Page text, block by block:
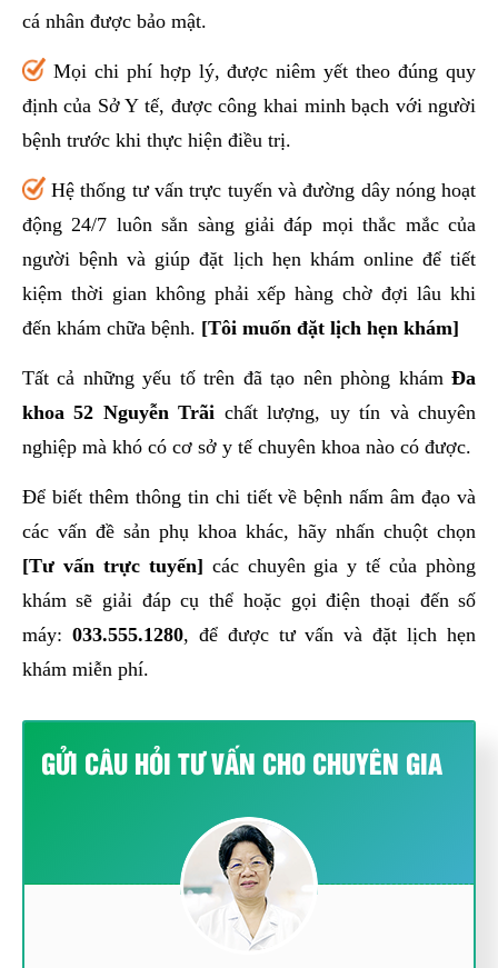
cá nhân được bảo mật.
Mọi chi phí hợp lý, được niêm yết theo đúng quy
định của Sở Y tế, được công khai minh bạch với người
bệnh trước khi thực hiện điều trị.
Hệ thống tư vấn trực tuyến và đường dây nóng hoạt
động 24/7 luôn sẳn sàng giải đáp mọi thắc mắc của
người bệnh và giúp đặt lịch hẹn khám online để tiết
kiệm thời gian không phải xếp hàng chờ đợi lâu khi
đến khám chữa bệnh. [Tôi muốn đặt lịch hẹn khám]
Tất cả những yếu tố trên đã tạo nên phòng khámĐa
khoa 52 Nguyễn Trãi chất lượng, uy tín và chuyên
nghiệp mà khó có cơ sở y tế chuyên khoa nào có được.
Để biết thêm thông tin chi tiết về bệnh nấm âm đạo và
các vấn đề sản phụ khoa khác, hãy nhấn chuột chọn
[Tư vấn trực tuyến] các chuyên gia y tế của phòng
khám sẽ giải đáp cụ thể hoặc gọi điện thoại đến số
máy: 033.555.1280, để được tư vấn và đặt lịch hẹn
khám miễn phí.
GỬI CÂU HỎI TƯ VẤN CHO CHUYÊN GIA